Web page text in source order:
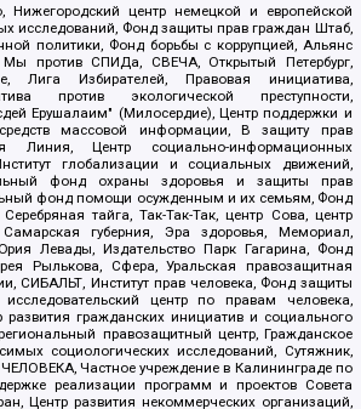
Нижегородский центр немецкой и европейской
исследований, Фонд защиты прав граждан Штаб,
политики, Фонд борьбы с коррупцией, Альянс
против СПИДа, СВЕЧА, Открытый Петербург,
Лига Избирателей, Правовая инициатива,
против экологической преступности,
Ерушалаим" (Милосердие), Центр поддержки и
массовой информации, В защиту прав
Линия, Центр социально-информационных
глобализации и социальных движений,
фонд охраны здоровья и защиты прав
фонд помощи осужденным и их семьям, Фонд
тайга, Так-Так-Так, центр Сова, центр
губерния, Эра здоровья, Мемориал,
Левады, Издательство Парк Гагарина, Фонд
Рылькова, Сфера, Уральская правозащитная
СИБАЛЬТ, Институт прав человека, Фонд защиты
исследовательский центр по правам человека,
развития гражданских инициатив и социального
правозащитный центр, Гражданское
социологических исследований, Сутяжник,
Частное учреждение в Калининграде по
реализации программ и проектов Совета
Центр развития некоммерческих организаций,